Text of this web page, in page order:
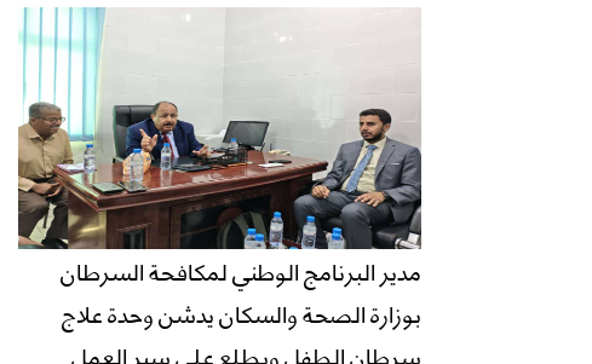
مدير البرنامج الوطني لمكافحة السرطان
بوزارة الصحة والسكان يدشن وحدة علاج
سرطان الطفل ويطلع على سير العمل